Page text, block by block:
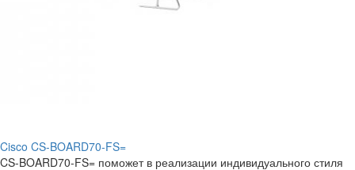
Cisco CS-BOARD70-FS=
CS-BOARD70-FS= поможет в реализации индивидуального стиля